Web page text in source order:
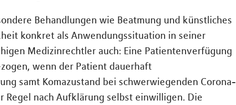
Behandlungen wie Beatmung und künstliches
konkret als Anwendungssituation in seiner
Medizinrechtler auch: Eine Patientenverfügung
wenn der Patient dauerhaft
samt Komazustand bei schwerwiegenden Corona-
Regel nach Aufklärung selbst einwilligen. Die